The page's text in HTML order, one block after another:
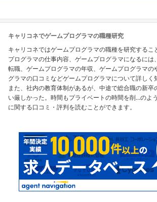
キャリコネでゲームプログラマの職種研究
キャリコネではゲームプログラマの職種を研究するこ
プログラマの仕事内容、ゲームプログラマになるには
転職、ゲームプログラマの年収、ゲームプログラマの
グラマの口コミなどゲームプログラマについて詳しく
また、社内の教育体制があるが、中途で総合職の新卒
い厳しかった。時間もプライベートの時間を削...のよ
に関する口コミ・評判を読むことができます。